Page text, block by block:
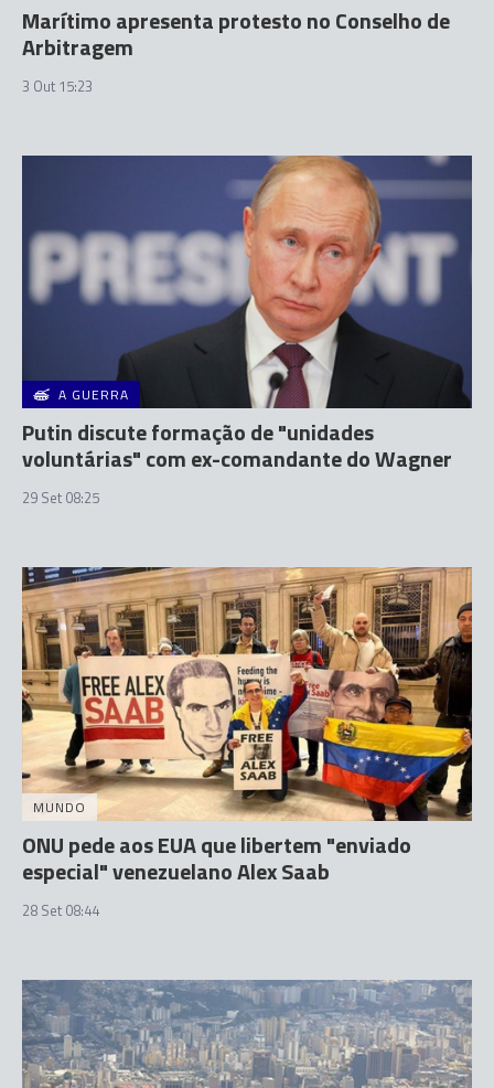
Marítimo apresenta protesto no Conselho de
Arbitragem
3 Out 15:23
A GUERRA
Putin discute formação de "unidades
voluntárias" com ex-comandante do Wagner
29 Set 08:25
MUNDO
ONU pede aos EUA que libertem "enviado
especial" venezuelano Alex Saab
28 Set 08:44